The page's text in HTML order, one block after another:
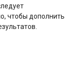
чтобы дополнить